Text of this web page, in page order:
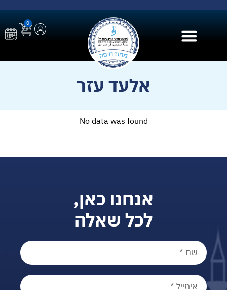
0
אלעד עזר
No data was found
אנחנו כאן,
לכל שאלה